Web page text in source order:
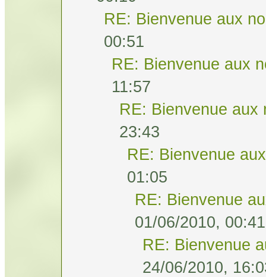
RE: Bienvenue aux
00:51
RE: Bienvenue aux
11:57
RE: Bienvenue aux
23:43
RE: Bienvenue
01:05
RE: Bienvenue
01/06/2010, 00:41
RE: Bienvenue
24/06/2010,